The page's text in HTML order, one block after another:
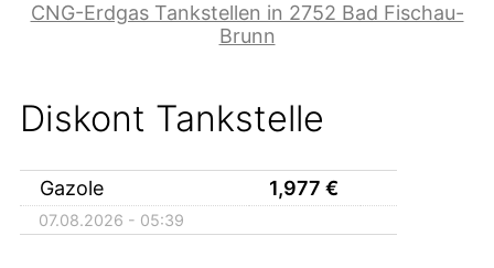
CNG-Erdgas Tankstellen in 2752 Bad Fischau-
Brunn
Diskont Tankstelle
Gazole 1,977 €
07.08.2026 - 05:39